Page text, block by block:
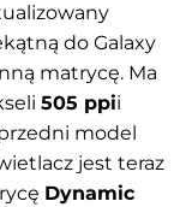
do Galaxy
matrycę. Ma
505 ppii
model
jest teraz
Dynamic